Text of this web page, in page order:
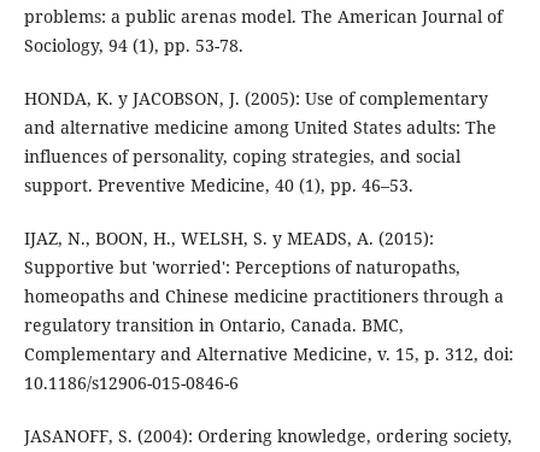
problems: a public arenas model. The American Journal of
Sociology, 94 (1), pp. 53-78.
HONDA, K. y JACOBSON, J. (2005): Use of complementary
and alternative medicine among United States adults: The
influences of personality, coping strategies, and social
support. Preventive Medicine, 40 (1), pp. 46–53.
IJAZ, N., BOON, H., WELSH, S. y MEADS, A. (2015):
Supportive but 'worried': Perceptions of naturopaths,
homeopaths and Chinese medicine practitioners through a
regulatory transition in Ontario, Canada. BMC,
Complementary and Alternative Medicine, v. 15, p. 312, doi:
10.1186/s12906-015-0846-6
JASANOFF, S. (2004): Ordering knowledge, ordering society,